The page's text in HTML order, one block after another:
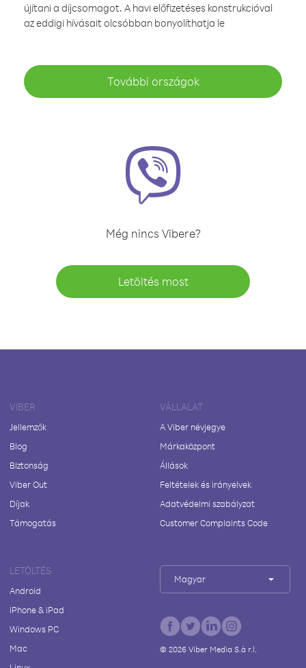
újítani a díjcsomagot. A havi előfizetéses konstrukcióval
az eddigi hívásait olcsóbban bonyolíthatja le
További országok
Még nincs Vibere?
Letöltés most
VIBER
Jellemzők
Blog
Biztonság
Viber Out
Díjak
Támogatás
VÁLLALAT
A Viber névjegye
Márkaközpont
Állások
Feltételek és irányelvek
Adatvédelmi szabályzat
Customer Complaints Code
LETÖLTÉS
Android
iPhone & iPad
Windows PC
Mac
Magyar
© 2026Viber Media S.à r.l.